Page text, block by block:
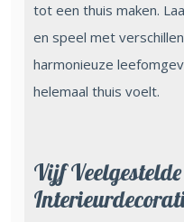
tot een thuis maken.
en speel met
harmonieuze
helemaal thuis voelt.
Vijf